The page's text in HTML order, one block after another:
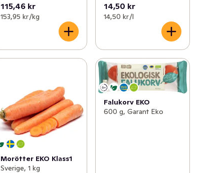
115,46 kr
153,95 kr /kg
14,50 kr
14,50 kr /l
Morötter EKO Klass1
Sverige, 1 kg
Falukorv EKO
600 g, Garant Eko